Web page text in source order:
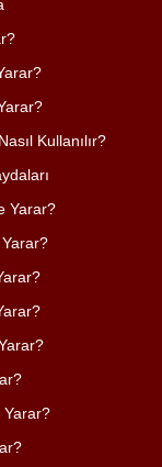
Kullanılır?
Yarar?
Yarar?